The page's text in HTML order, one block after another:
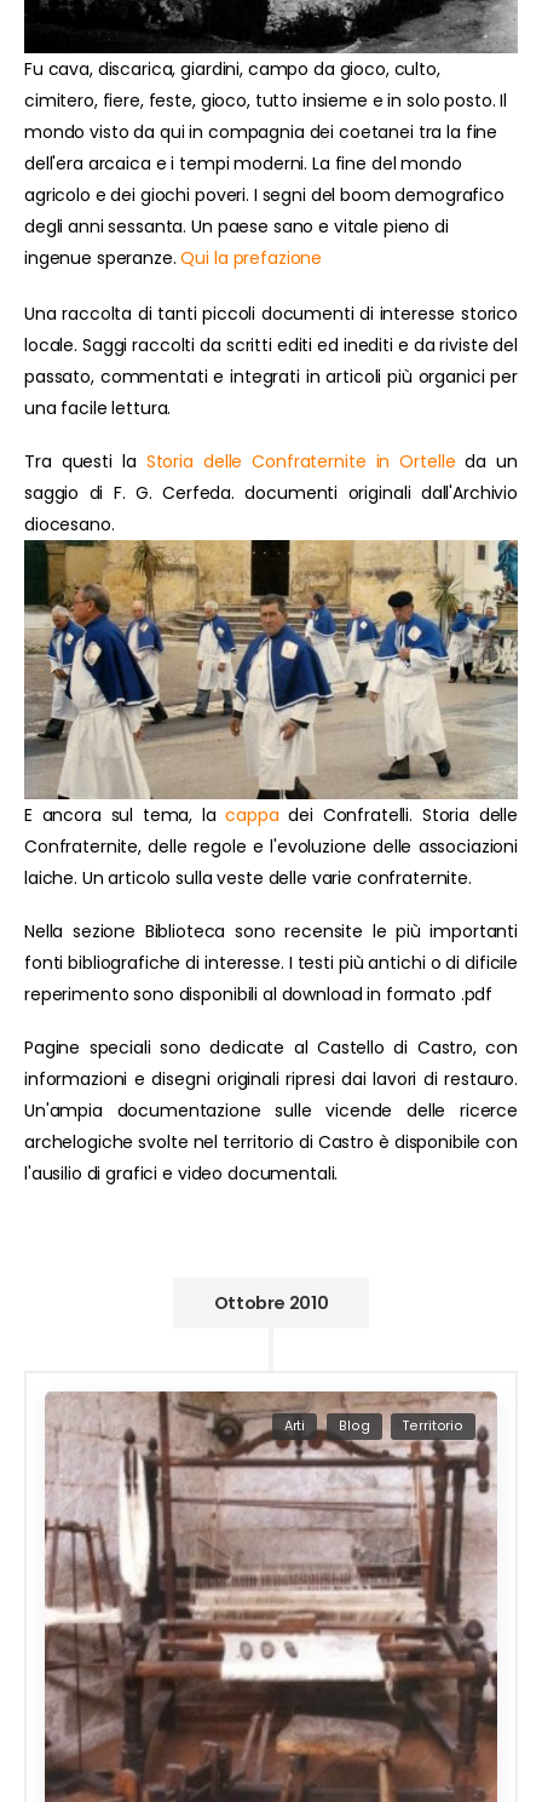
Fu cava, discarica, giardini, campo da gioco, culto,
cimitero, fiere, feste, gioco, tutto insieme e in solo posto. Il
mondo visto da qui in compagnia dei coetanei tra la fine
dell'era arcaica e i tempi moderni. La fine del mondo
agricolo e dei giochi poveri. I segni del boom demografico
degli anni sessanta. Un paese sano e vitale pieno di
ingenue speranze.Qui la prefazione
Una raccolta di tanti piccoli documenti di interesse storico
locale. Saggi raccolti da scritti editi ed inediti e da riviste del
passato, commentati e integrati in articoli più organici per
una facile lettura.
Tra questi la Storia delle Confraternite in Ortelle da un
saggio di F. G. Cerfeda. documenti originali dall'Archivio
diocesano.
E ancora sul tema, lacappa dei Confratelli. Storia delle
Confraternite, delle regole e l'evoluzione delle associazioni
laiche. Un articolo sulla veste delle varie confraternite.
Nella sezione Biblioteca sono recensite le più importanti
fonti bibliografiche di interesse. I testi più antichi o di dificile
reperimento sono disponibili al download in formato .pdf
Pagine speciali sono dedicate al Castello di Castro, con
informazioni e disegni originali ripresi dai lavori di restauro.
Un'ampia documentazione sulle vicende delle ricerce
archelogiche svolte nel territorio di Castro è disponibile con
l'ausilio di grafici e video documentali.
Ottobre 2010
Arti Blog Territorio